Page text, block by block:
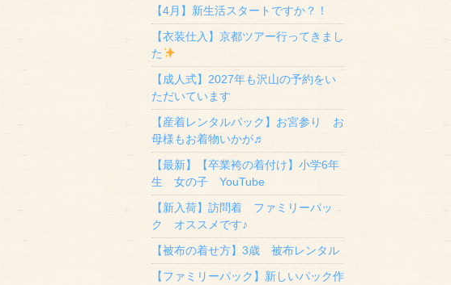
【4月】新生活スタートですか？！
【衣装仕入】京都ツアー行ってきまし
た
【成人式】2027年も沢山の予約をい
ただいています
【産着レンタルパック】お宮参り お
母様もお着物いかが♬
【最新】【卒業袴の着付け】小学6年
生 女の子 YouTube
【新入荷】訪問着 ファミリーパッ
ク オススメです♪
【被布の着せ方】3歳 被布レンタル
【ファミリーパック】新しいパック作